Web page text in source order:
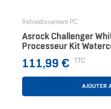
Refroidissement PC
Asrock Challenger
Processeur Kit
Prix
111,99 € TTC
AJOUTER